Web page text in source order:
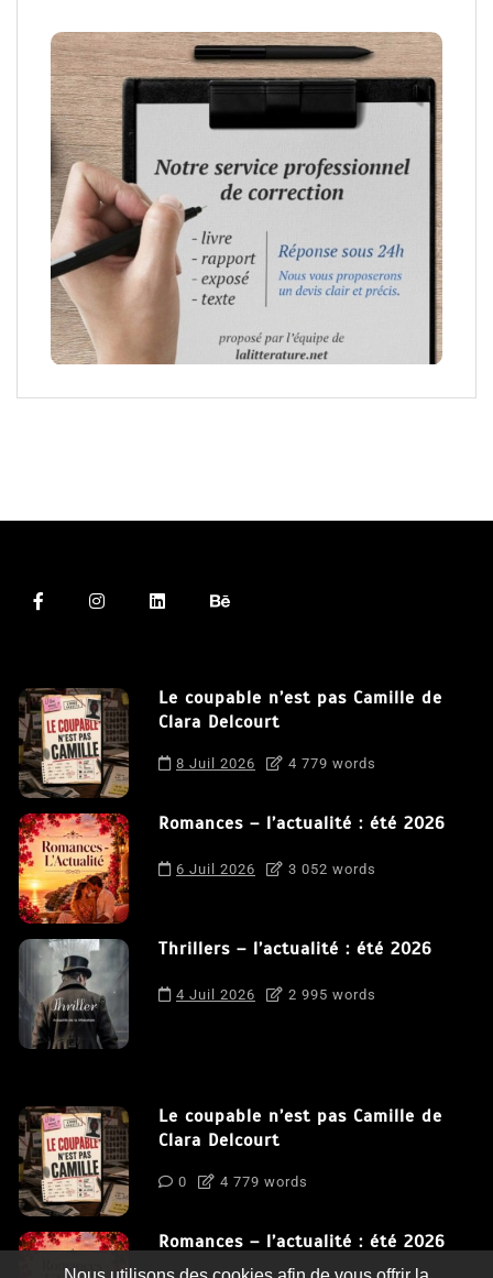
Le coupable n’est pas Camille de
Clara Delcourt
8 Juil 2026 4 779 words
Romances – l’actualité : été 2026
6 Juil 2026 3 052 words
Thrillers – l’actualité : été 2026
4 Juil 2026 2 995 words
Le coupable n’est pas Camille de
Clara Delcourt
0 4 779 words
Romances – l’actualité : été 2026